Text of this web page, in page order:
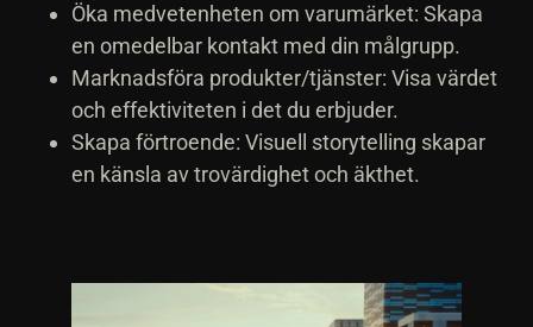
Öka medvetenheten om varumärket: Skapa
en omedelbar kontakt med din målgrupp.
Marknadsföra produkter/tjänster: Visa värdet
och effektiviteten i det du erbjuder.
Skapa förtroende: Visuell storytelling skapar
en känsla av trovärdighet och äkthet.